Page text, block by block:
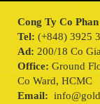
Cong Ty Co
Tel: (+848) 3925
Ad: 200/18 Co
Office: Ground
Co Ward, HCMC
Email: